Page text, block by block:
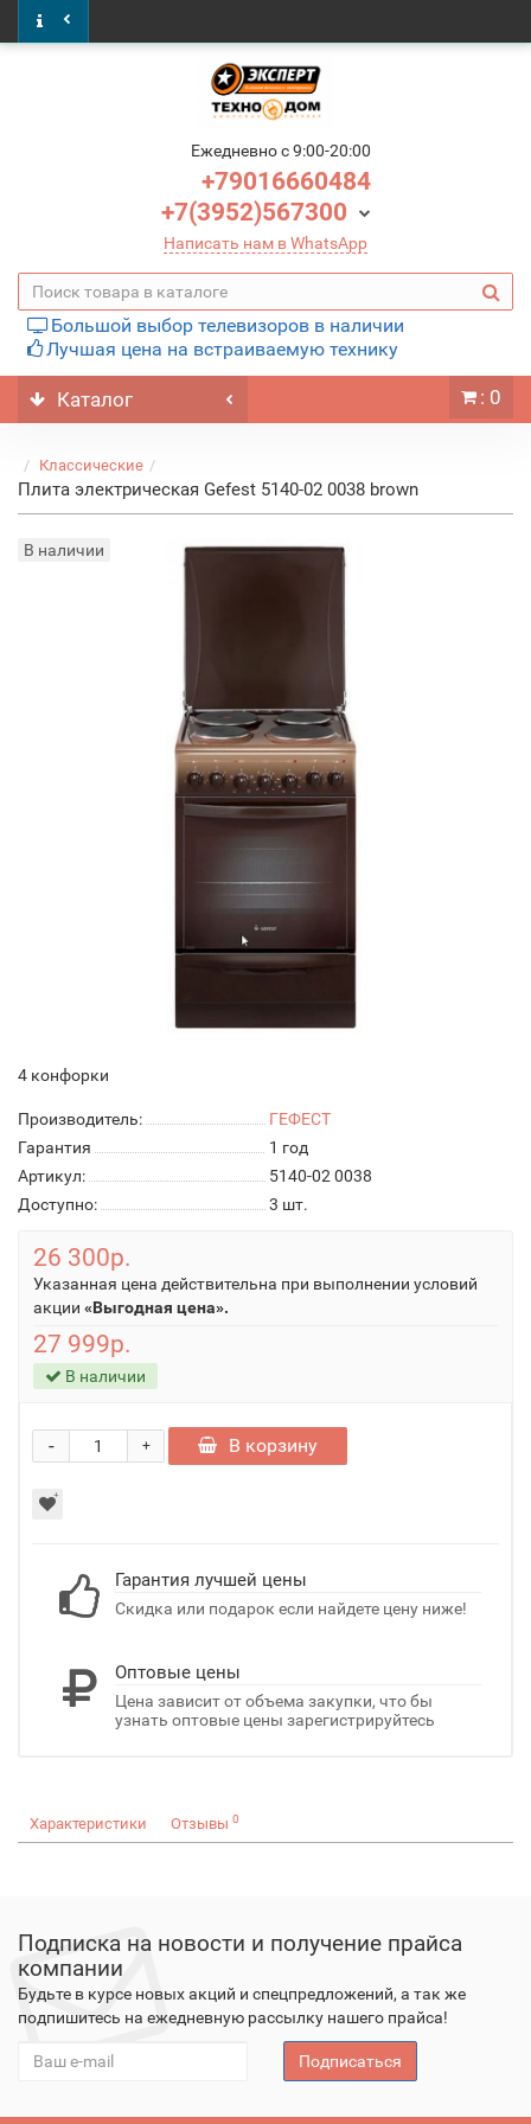
Ежедневно c 9:00-20:00
+79016660484
+7(3952)567300
Написать нам в WhatsApp
Большой выбор телевизоров в наличии
Лучшая цена на встраиваемую технику
Каталог : 0
Классические
Плита электрическая Gefest 5140-02 0038 brown
В наличии
4 конфорки
Производитель:
ГЕФЕСТ
Гарантия
1 год
Артикул:
5140-02 0038
Доступно:
3 шт.
26 300р.
Указанная цена действительна при выполнении условий
акции «Выгодная цена».
27 999р.
В наличии
+
- В корзину
Гарантия лучшей цены
Скидка или подарок если найдете цену ниже!
Оптовые цены
Цена зависит от объема закупки, что бы
узнать оптовые цены зарегистрируйтесь
Характеристики Отзывы 0
Подписка на новости и получение прайса
компании
Будьте в курсе новых акций и спецпредложений, а так же
подпишитесь на ежедневную рассылку нашего прайса!
Подписаться